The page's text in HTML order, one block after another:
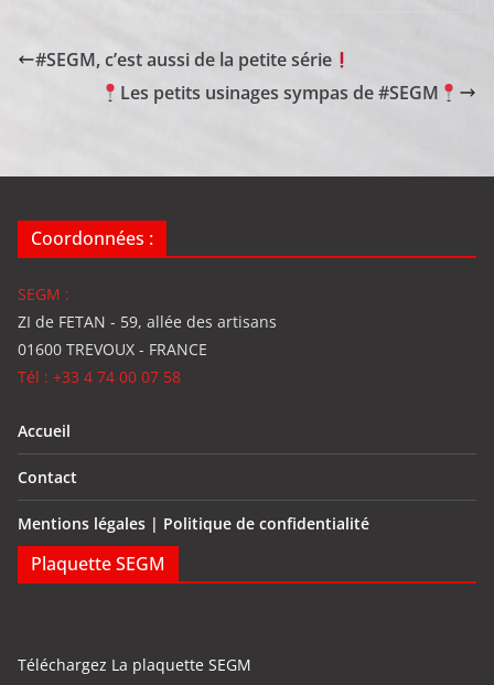
#SEGM, c’est aussi de la petite série
Les petits usinages sympas de #SEGM
Coordonnées :
SEGM :
ZI de FETAN - 59, allée des artisans
01600 TREVOUX - FRANCE
Tél : +33 4 74 00 07 58
Accueil
Contact
Mentions légales | Politique de confidentialité
Plaquette SEGM
Téléchargez La plaquette SEGM